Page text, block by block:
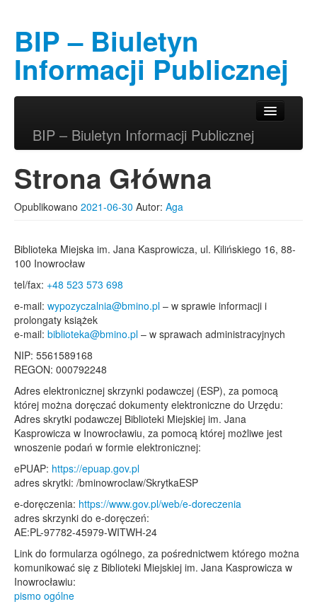
BIP – Biuletyn
Informacji Publicznej
BIP – Biuletyn Informacji Publicznej
Strona Główna
Opublikowano 2021-06-30 Autor: Aga
Biblioteka Miejska im. Jana Kasprowicza, ul. Kilińskiego 16, 88-
100 Inowrocław
tel/fax: +48 523 573 698
e-mail: wypozyczalnia@bmino.pl – w sprawie informacji i
prolongaty książek
e-mail: biblioteka@bmino.pl – w sprawach administracyjnych
NIP: 5561589168
REGON: 000792248
Adres elektronicznej skrzynki podawczej (ESP), za pomocą
której można doręczać dokumenty elektroniczne do Urzędu:
Adres skrytki podawczej Biblioteki Miejskiej im. Jana
Kasprowicza w Inowrocławiu, za pomocą której możliwe jest
wnoszenie podań w formie elektronicznej:
ePUAP: https://epuap.gov.pl
adres skrytki: /bminowroclaw/SkrytkaESP
e-doręczenia: https://www.gov.pl/web/e-doreczenia
adres skrzynki do e-doręczeń:
AE:PL-97782-45979-WITWH-24
Link do formularza ogólnego, za pośrednictwem którego można
komunikować się z Biblioteki Miejskiej im. Jana Kasprowicza w
Inowrocławiu:
pismo ogólne